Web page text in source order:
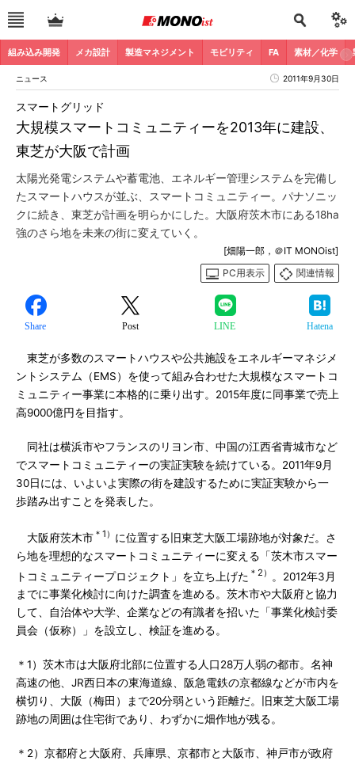
組み込み開発 メカ設計 製造マネジメント モビリティ FA 素材／化学
ニュース 2011年9月30日
大規模スマートコミュニティーを2013年に建設、
東芝が大阪で計画
スマートグリッド
太陽光発電システムや蓄電池、エネルギー管理システムを完備し
たスマートハウスが並ぶ、スマートコミュニティー。パナソニッ
クに続き、東芝が計画を明らかにした。大阪府茨木市にある18ha
強のさら地を未来の街に変えていく。
[畑陽一郎，＠IT MONOist]
PC用表示
関連情報
Share Post LINE Hatena
東芝が多数のスマートハウスや公共施設をエネルギーマネジメ
ントシステム（EMS）を使って組み合わせた大規模なスマートコ
ミュニティー事業に本格的に乗り出す。2015年度に同事業で売上
高9000億円を目指す。
同社は横浜市やフランスのリヨン市、中国の江西省青城市など
でスマートコミュニティーの実証実験を続けている。2011年9月
30日には、いよいよ実際の街を建設するために実証実験から一
歩踏み出すことを発表した。
大阪府茨木市 ＊1） に位置する旧東芝大阪工場跡地が対象だ。さ
ら地を理想的なスマートコミュニティーに変える「茨木市スマー
トコミュニティープロジェクト」を立ち上げた ＊2）
。2012年3月
までに事業化検討に向けた調査を進める。茨木市や大阪府と協力
して、自治体や大学、企業などの有識者を招いた「事業化検討委
員会（仮称）」を設立し、検証を進める。
＊1）茨木市は大阪府北部に位置する人口28万人弱の都市。名神
高速の他、JR西日本の東海道線、阪急電鉄の京都線などが市内を
横切り、大阪（梅田）まで20分弱という距離だ。旧東芝大阪工場
跡地の周囲は住宅街であり、わずかに畑作地が残る。
＊2）京都府と大阪府、兵庫県、京都市と大阪市、神戸市が政府